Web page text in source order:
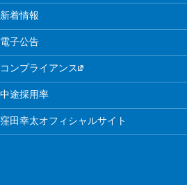
新着情報
電子公告
コンプライアンス
中途採用率
窪田幸太オフィシャルサイト